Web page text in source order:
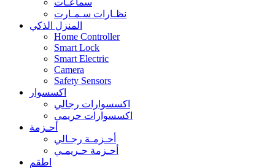
سماعـات
نظـارات سـمـارت
المنزل الذكي
Home Controller
Smart Lock
Smart Electric
Camera
Safety Sensors
اكسسوار
اكسسوارات رجالي
اكسسوارات حريمي
أحـزمة
أحـزمـة رجـالي
أحـزمة حـريمـي
اطقم